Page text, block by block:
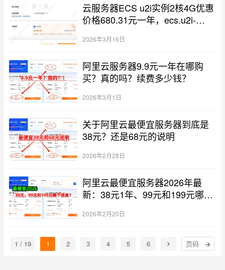
云服务器ECS u2i实例2核4G优惠
价格680.31元一年，ecs.u2i-
2026年3月16日
阿里云服务器9.9元一年在哪购
买？真的吗？续费多少钱？
2026年3月1日
关于阿里云最便宜服务器到底是
38元？还是68元的说明
2026年2月28日
阿里云最便宜服务器2026年最
新：38元1年、99元和199元哪个
2026年2月20日
1 / 19 1 2 3 4 5 6